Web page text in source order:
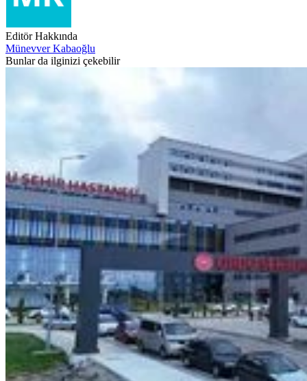
Editör Hakkında
Münevver Kabaoğlu
Bunlar da ilginizi çekebilir